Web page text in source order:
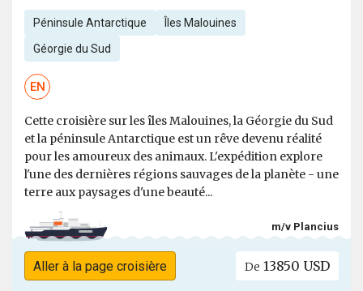
Péninsule Antarctique Îles Malouines
Géorgie du Sud
EN
Cette croisière sur les îles Malouines, la Géorgie du Sud
et la péninsule Antarctique est un rêve devenu réalité
pour les amoureux des animaux. L'expédition explore
l'une des dernières régions sauvages de la planète - une
terre aux paysages d'une beauté...
m/v Plancius
Aller à la page croisière De 13850 USD